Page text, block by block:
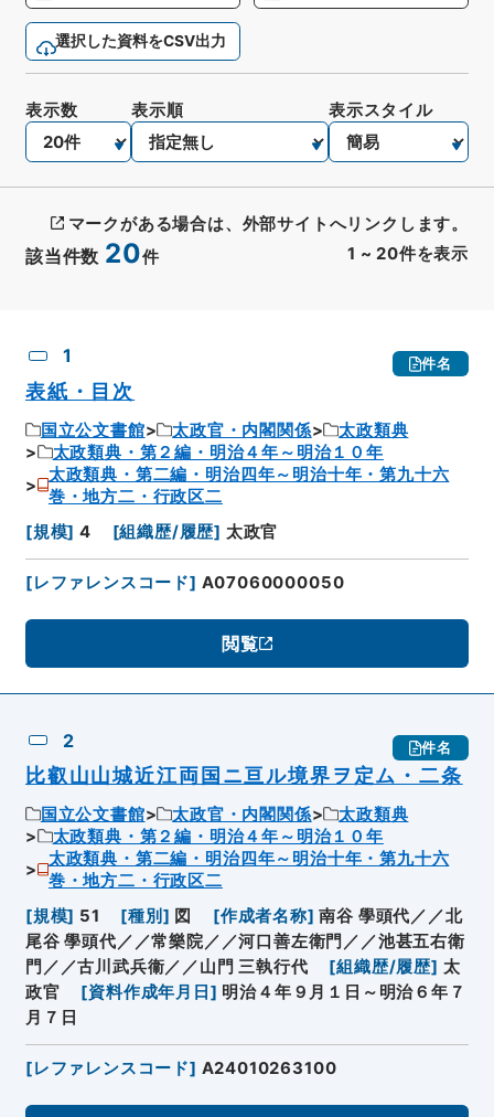
選択した資料をCSV出力
該当件数 20件 1 ~ 20件を表示
表示数 表示順 表示スタイル
マークがある場合は、外部サイトへリンクします。
1 件名
表紙・目次
国立公文書館 太政官・内閣関係
太政類典
太政類典・第２編・明治４年～明治１０年
太政類典・第二編・明治四年～明治十年・第九十六
巻・地方二・行政区二
[規模] 4 [組織歴/履歴] 太政官
[レファレンスコード] A07060000050
閲覧
2 件名
比叡山山城近江両国ニ亘ル境界ヲ定ム・二条
国立公文書館 太政官・内閣関係
太政類典
太政類典・第２編・明治４年～明治１０年
太政類典・第二編・明治四年～明治十年・第九十六
巻・地方二・行政区二
[規模] 51 [種別 ] 図 [作成者名称] 南谷 學頭代／／北
尾谷 學頭代／／常樂院／／河口善左衛門／／池甚五右衛
門／／古川武兵衞／／山門 三執行代
[組織歴/履歴] 太
政官
[資料作成年月日 ] 明治４年９月１日～明治６年７
月７日
[レファレンスコード] A24010263100